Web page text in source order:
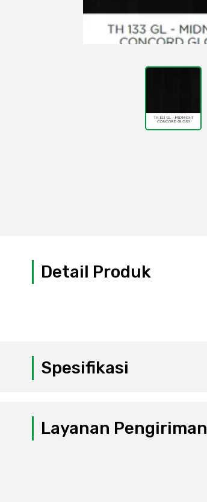
Detail Produk
Spesifikasi
Layanan Pengiriman